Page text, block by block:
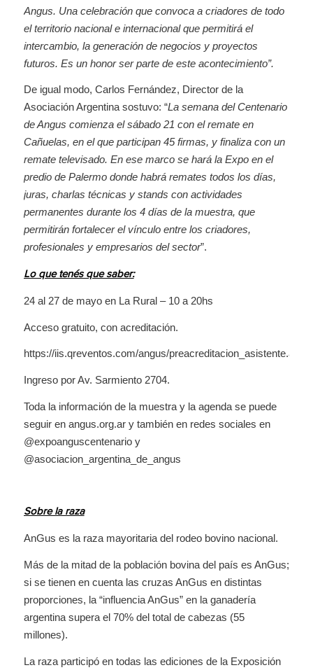
Angus. Una celebración que convoca a criadores de todo
el territorio nacional e internacional que permitirá el
intercambio, la generación de negocios y proyectos
futuros. Es un honor ser parte de este acontecimiento”.
De igual modo, Carlos Fernández, Director de la
Asociación Argentina sostuvo: “La semana del Centenario
de Angus comienza el sábado 21 con el remate en
Cañuelas, en el que participan 45 firmas, y finaliza con un
remate televisado. En ese marco se hará la Expo en el
predio de Palermo donde habrá remates todos los días,
juras, charlas técnicas y stands con actividades
permanentes durante los 4 días de la muestra, que
permitirán fortalecer el vínculo entre los criadores,
profesionales y empresarios del sector”.
Lo que tenés que saber:
24 al 27 de mayo en La Rural – 10 a 20hs
Acceso gratuito, con acreditación.
https://iis.qreventos.com/angus/preacreditacion_asistente.asp
Ingreso por Av. Sarmiento 2704.
Toda la información de la muestra y la agenda se puede
seguir en angus.org.ar y también en redes sociales en
@expoanguscentenario y
@asociacion_argentina_de_angus
Sobre la raza
AnGus es la raza mayoritaria del rodeo bovino nacional.
Más de la mitad de la población bovina del país es AnGus;
si se tienen en cuenta las cruzas AnGus en distintas
proporciones, la “influencia AnGus” en la ganadería
argentina supera el 70% del total de cabezas (55
millones).
La raza participó en todas las ediciones de la Exposición